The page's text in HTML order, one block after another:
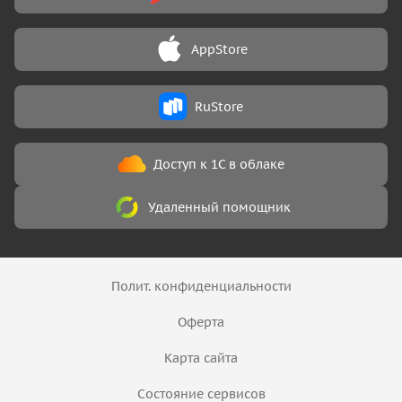
Доступ к 1С в облаке
Удаленный помощник
AppStore
RuStore
Полит. конфиденциальности
Оферта
Карта сайта
Состояние сервисов